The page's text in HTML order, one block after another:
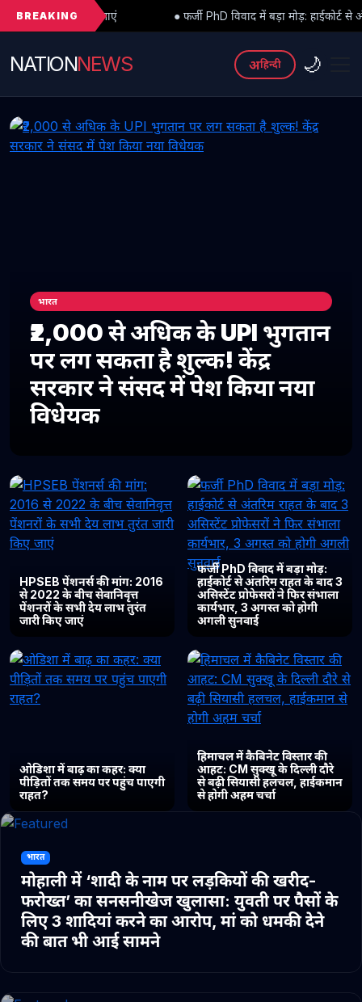
BREAKING● फर्जी PhD विवाद में बड़ा मोड़: हाईकोर्ट से अंतरिम राहत के बाद 3
NATIONNEWS अहिन्दी 🌙
भारत
₹2,000 से अधिक के UPI भुगतान
पर लग सकता है शुल्क! केंद्र
सरकार ने संसद में पेश किया नया
विधेयक
HPSEB पेंशनर्स की मांग: 2016
से 2022 के बीच सेवानिवृत्त
पेंशनरों के सभी देय लाभ तुरंत
जारी किए जाएं
फर्जी PhD विवाद में बड़ा मोड़:
हाईकोर्ट से अंतरिम राहत के बाद 3
असिस्टेंट प्रोफेसरों ने फिर संभाला
कार्यभार, 3 अगस्त को होगी
अगली सुनवाई
ओडिशा में बाढ़ का कहर: क्या
पीड़ितों तक समय पर पहुंच पाएगी
राहत?
हिमाचल में कैबिनेट विस्तार की
आहट: CM सुक्खू के दिल्ली दौरे
से बढ़ी सियासी हलचल, हाईकमान
से होगी अहम चर्चा
भारत
मोहाली में ‘शादी के नाम पर लड़कियों की खरीद-
फरोख्त’ का सनसनीखेज खुलासा: युवती पर पैसों के
लिए 3 शादियां करने का आरोप, मां को धमकी देने
की बात भी आई सामने